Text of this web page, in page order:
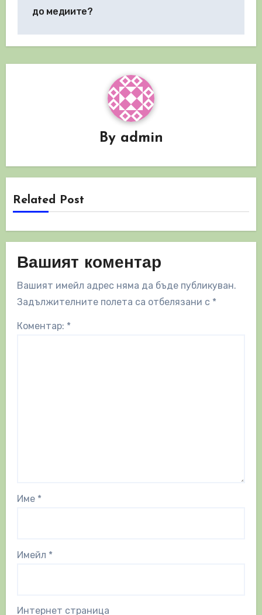
до медиите?
By admin
Related Post
Вашият коментар
Вашият имейл адрес няма да бъде публикуван.
Задължителните полета са отбелязани с *
Коментар: *
Име *
Имейл *
Интернет страница